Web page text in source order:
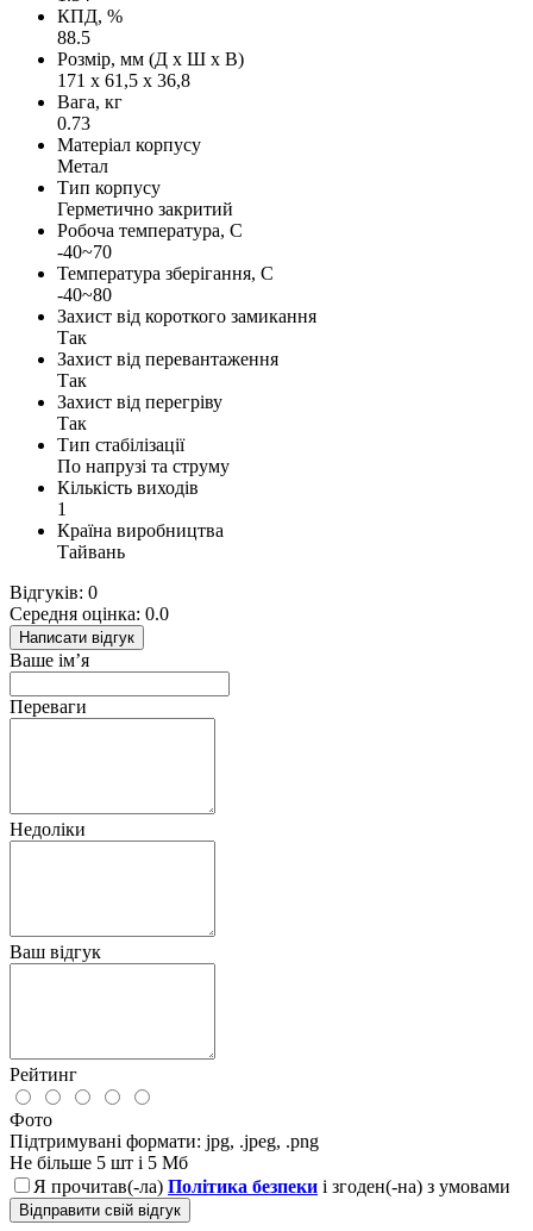
КПД, %
88.5
Розмір, мм (Д х Ш х В)
171 х 61,5 х 36,8
Вага, кг
0.73
Матеріал корпусу
Метал
Тип корпусу
Герметично закритий
Робоча температура, С
-40~70
Температура зберігання, С
-40~80
Захист від короткого замикання
Так
Захист від перевантаження
Так
Захист від перегріву
Так
Тип стабілізації
По напрузі та струму
Кількість виходів
1
Країна виробництва
Тайвань
Відгуків: 0
Середня оцінка: 0.0
Написати відгук
Ваше ім’я
Переваги
Недоліки
Ваш відгук
Рейтинг
Фото
Підтримувані формати: jpg, .jpeg, .png
Не більше 5 шт і 5 Мб
Я прочитав(-ла) Політика безпеки і згоден(-на) з умовами
Відправити свій відгук